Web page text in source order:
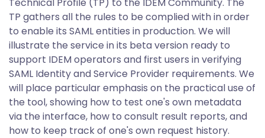
TP gathers all the rules to be complied with in order
to enable its SAML entities in production. We will
illustrate the service in its beta version ready to
support IDEM operators and first users in verifying
SAML Identity and Service Provider requirements. We
will place particular emphasis on the practical use of
the tool, showing how to test one's own metadata
via the interface, how to consult result reports, and
how to keep track of one's own request history.